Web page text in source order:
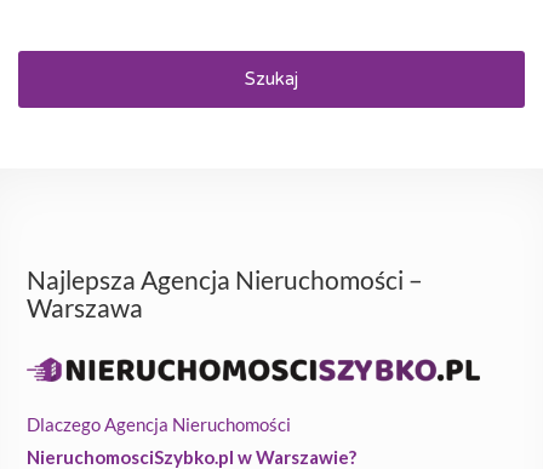
Szukaj
Najlepsza Agencja Nieruchomości –
Warszawa
Dlaczego Agencja Nieruchomości
NieruchomosciSzybko.pl w Warszawie?